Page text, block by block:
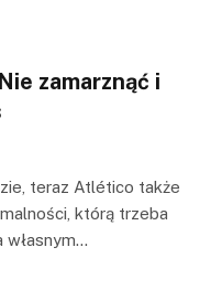
zamarznąć i
teraz Atlético także
którą trzeba
własnym…